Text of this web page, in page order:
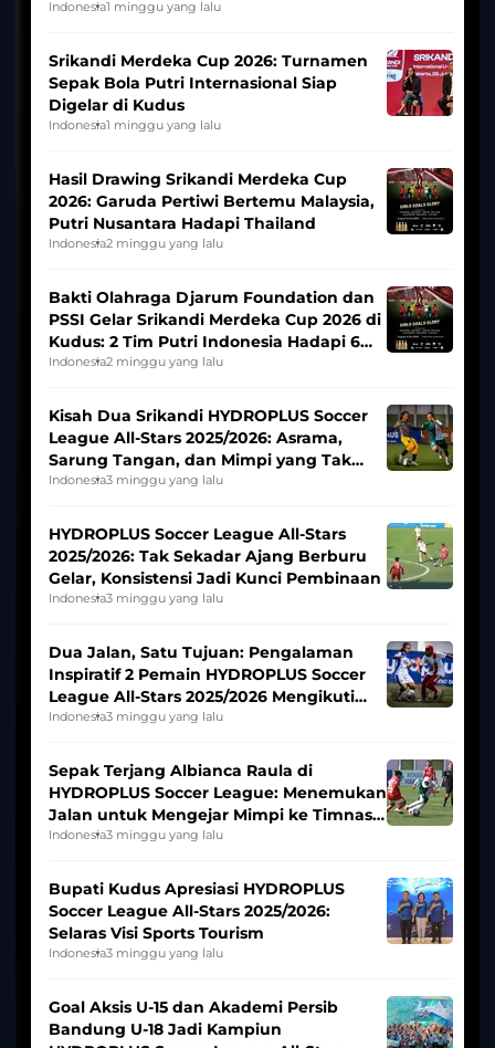
League
Indonesia1 minggu yang lalu
Srikandi Merdeka Cup 2026: Turnamen
Sepak Bola Putri Internasional Siap
Digelar di Kudus
Indonesia1 minggu yang lalu
Hasil Drawing Srikandi Merdeka Cup
2026: Garuda Pertiwi Bertemu Malaysia,
Putri Nusantara Hadapi Thailand
Indonesia2 minggu yang lalu
Bakti Olahraga Djarum Foundation dan
PSSI Gelar Srikandi Merdeka Cup 2026 di
Kudus: 2 Tim Putri Indonesia Hadapi 6
Tim Asia
Indonesia2 minggu yang lalu
Kisah Dua Srikandi HYDROPLUS Soccer
League All-Stars 2025/2026: Asrama,
Sarung Tangan, dan Mimpi yang Tak
Pernah Padam
Indonesia3 minggu yang lalu
HYDROPLUS Soccer League All-Stars
2025/2026: Tak Sekadar Ajang Berburu
Gelar, Konsistensi Jadi Kunci Pembinaan
Indonesia3 minggu yang lalu
Dua Jalan, Satu Tujuan: Pengalaman
Inspiratif 2 Pemain HYDROPLUS Soccer
League All-Stars 2025/2026 Mengikuti
Seleksi Timnas Indonesia Putri
Indonesia3 minggu yang lalu
Sepak Terjang Albianca Raula di
HYDROPLUS Soccer League: Menemukan
Jalan untuk Mengejar Mimpi ke Timnas
Indonesia Putri
Indonesia3 minggu yang lalu
Bupati Kudus Apresiasi HYDROPLUS
Soccer League All-Stars 2025/2026:
Selaras Visi Sports Tourism
Indonesia3 minggu yang lalu
Goal Aksis U-15 dan Akademi Persib
Bandung U-18 Jadi Kampiun